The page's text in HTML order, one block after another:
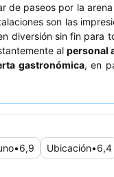
de paseos por la
son las
diversión sin fin para
al personal
gastronómica, en
una
•6,9 Ubicación•6,4